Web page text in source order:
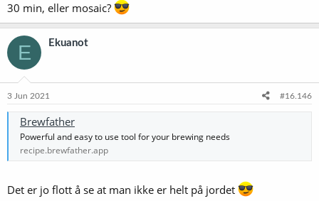
30 min, eller mosaic?
E Ekuanot
3 Jun 2021 #16.146
Brewfather
Powerful and easy to use tool for your brewing needs
recipe.brewfather.app
Det er jo flott å se at man ikke er helt på jordet